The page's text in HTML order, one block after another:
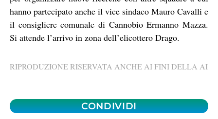
hanno partecipato anche il vice sindaco Mauro Cavalli e
il consigliere comunale di Cannobio Ermanno Mazza.
Si attende l’arrivo in zona dell’elicottero Drago.
RIPRODUZIONE RISERVATA ANCHE AI FINI DELLA AI
CONDIVIDI